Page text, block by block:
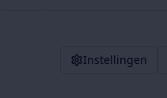
Instellingen